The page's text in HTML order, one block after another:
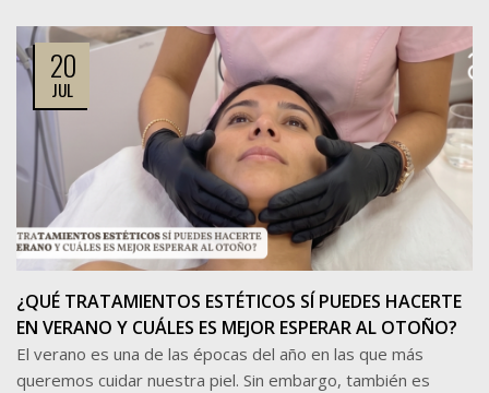
20
JUL
¿QUÉ TRATAMIENTOS ESTÉTICOS SÍ PUEDES HACERTE
EN VERANO Y CUÁLES ES MEJOR ESPERAR AL OTOÑO?
El verano es una de las épocas del año en las que más
queremos cuidar nuestra piel. Sin embargo, también es